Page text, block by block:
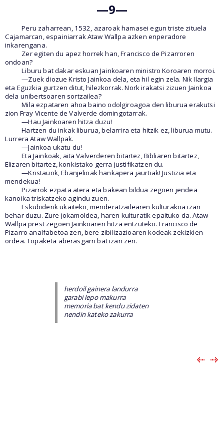
—9—
Peru zaharrean, 1532, azaroak hamasei egun triste zituela
Cajamarcan, espainiarrak Ataw Wallpa azken enperadore
inkarengana.
Zer egiten du apez horrek han, Francisco de Pizarroren
ondoan?
Liburu bat dakar eskuan Jainkoaren ministro Koroaren morroi.
—Zuek diozue Kristo Jainkoa dela, eta hil egin zela. Nik Ilargia
eta Eguzkia gurtzen ditut, hilezkorrak. Nork irakatsi zizuen Jainkoa
dela unibertsoaren sortzailea?
Mila ezpataren ahoa baino odolgiroagoa den liburua erakutsi
zion Fray Vicente de Valverde domingotarrak.
—Hau Jainkoaren hitza duzu!
Hartzen du inkak liburua, belarrira eta hitzik ez, liburua mutu.
Lurrera Ataw Wallpak.
—Jainkoa ukatu du!
Eta Jainkoak, aita Valverderen bitartez, Bibliaren bitartez,
Elizaren bitartez, konkistako gerra justifikatzen du.
—Kristauok, Ebanjelioak hankapera jaurtiak! Justizia eta
mendekua!
Pizarrok ezpata atera eta bakean bildua zegoen jendea
kanoika triskatzeko agindu zuen.
Eskubiderik ukaiteko, menderatzailearen kulturakoa izan
behar duzu. Zure jokamoldea, haren kulturatik epaituko da. Ataw
Wallpa prest zegoen Jainkoaren hitza entzuteko. Francisco de
Pizarro analfabetoa zen, bere zibilizazioaren kodeak zekizkien
ordea. Topaketa aberasgarri bat izan zen.
herdoil gainera landurra
garabi lepo makurra
memoria bat kendu zidaten
nendin kateko zakurra